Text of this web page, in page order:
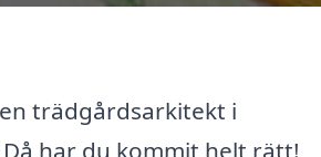
trädgårdsarkitekt i
Då har du kommit helt rätt!